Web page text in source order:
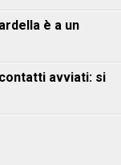
è a un
avviati: si